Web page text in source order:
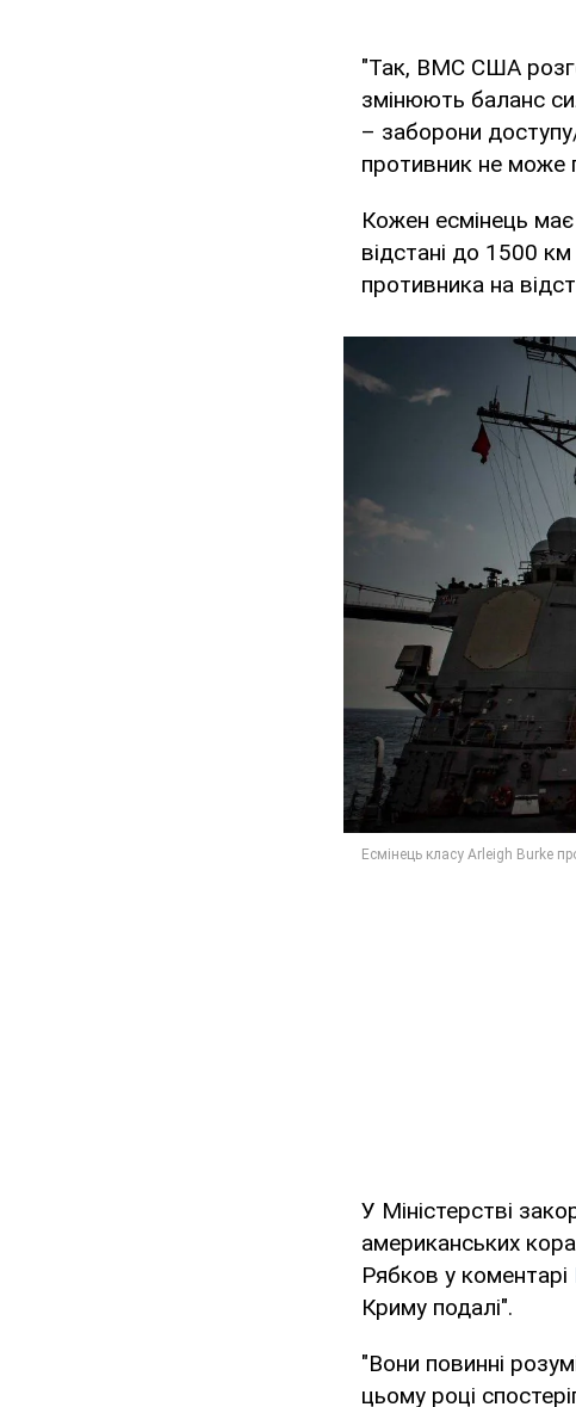
"Так, ВМС США
змінюють баланс
– заборони
противник не може
Кожен есмінець
відстані до 1500
противника на
У Міністерстві
американських
Рябков у коментарі
Криму подалі".
"Вони повинні
цьому році